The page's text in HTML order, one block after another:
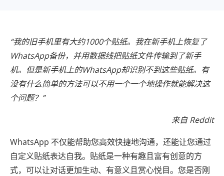
“我的旧手机里有大约1000个贴纸。我在新手机上恢复了
WhatsApp备份，并用数据线把贴纸文件传输到了新手
机。但是新手机上的WhatsApp却识别不到这些贴纸。有
没有什么简单的方法可以不用一个一个地操作就能解决这
个问题？”
来自 Reddit
WhatsApp 不仅能帮助您高效快捷地沟通，还能让您通过
自定义贴纸表达自我。贴纸是一种有趣且富有创意的方
式，可以让对话更加生动、有意义且赏心悦目。您是否刚